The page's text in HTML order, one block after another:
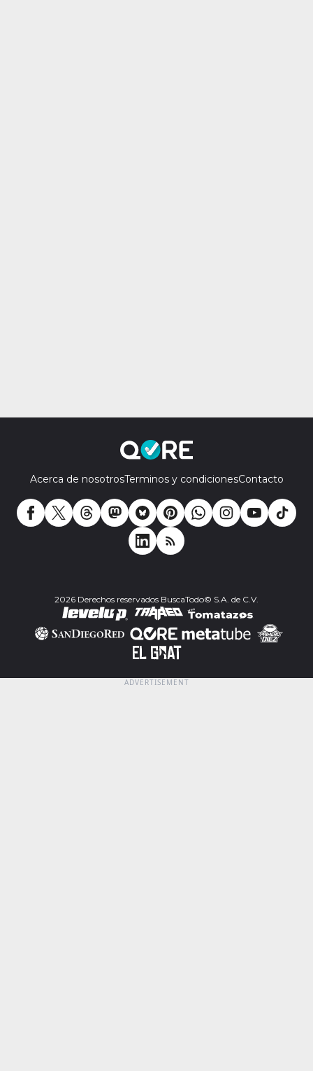
Acerca de nosotrosTerminos y condicionesContacto
2026 Derechos reservados BuscaTodo© S.A. de C.V.